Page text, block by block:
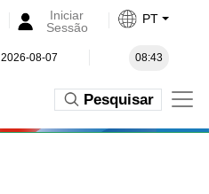
Iniciar
Sessão
PT
2026-08-07 08:43
Pesquisar